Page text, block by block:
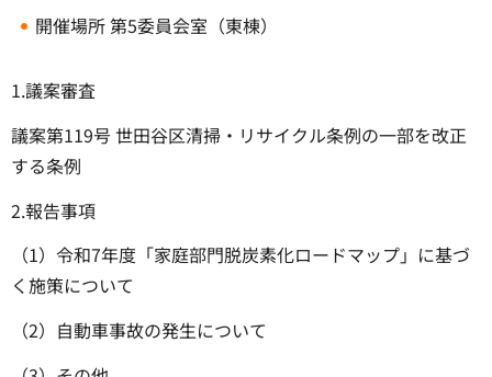
開催場所 第5委員会室（東棟）
1.議案審査
議案第119号 世田谷区清掃・リサイクル条例の一部を改正
する条例
2.報告事項
（1）令和7年度「家庭部門脱炭素化ロードマップ」に基づ
く施策について
（2）自動車事故の発生について